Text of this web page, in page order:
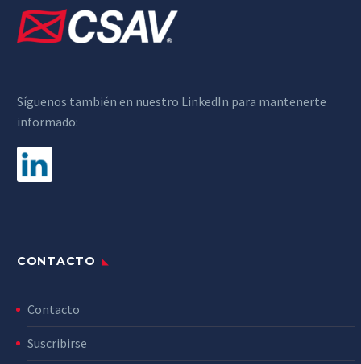
Síguenos también en nuestro LinkedIn para mantenerte
informado:
CONTACTO
Contacto
Suscribirse